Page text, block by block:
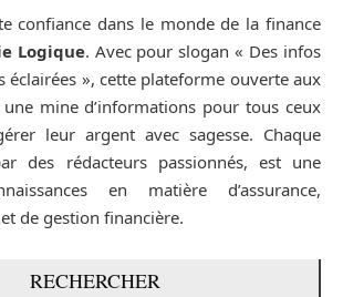
confiance dans le monde de la finance
Logique. Avec pour slogan « Des infos
éclairées », cette plateforme ouverte aux
mine d’informations pour tous ceux
leur argent avec sagesse. Chaque
des rédacteurs passionnés, est une
en matière d’assurance,
de gestion financière.
RECHERCHER